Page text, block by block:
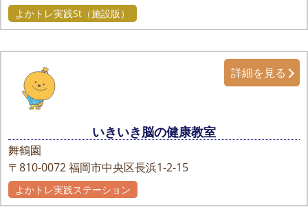
よかトレ実践St（施設版）
いきいき脳の健康教室
舞鶴園
〒810-0072福岡市中央区長浜1-2-15
詳細を見る
よかトレ実践ステーション